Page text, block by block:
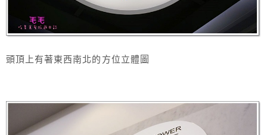
頭頂上有著東西南北的方位立體圖